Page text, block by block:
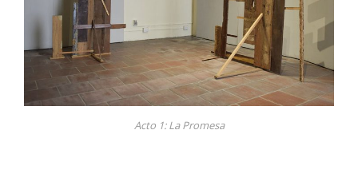
Acto 1: La Promesa